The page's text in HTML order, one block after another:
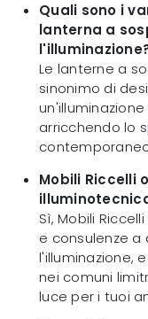
Quali sono i
lanterna a
Le lanterne a
sinonimo di
arricchendo lo
Mobili Riccelli
Sì, Mobili
e consulenze a
l'illuminazione,
nei comuni
luce per i tuoi